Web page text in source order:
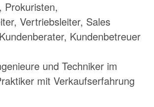
Prokuristen,
Vertriebsleiter, Sales
Kundenbetreuer
und Techniker im
mit Verkaufserfahrung